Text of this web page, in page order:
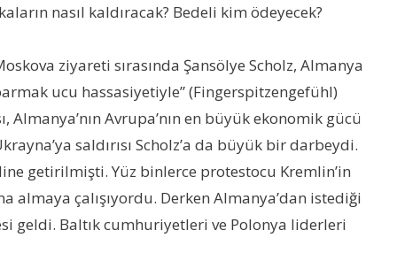
nasıl kaldıracak? Bedeli kim ödeyecek?
ziyareti sırasında Şansölye Scholz, Almanya
ucu hassasiyetiyle” (Fingerspitzengefühl)
Almanya’nın Avrupa’nın en büyük ekonomik gücü
saldırısı Scholz’a da büyük bir darbeydi.
getirilmişti. Yüz binlerce protestocu Kremlin’in
almaya çalışıyordu. Derken Almanya’dan istediği
geldi. Baltık cumhuriyetleri ve Polonya liderleri